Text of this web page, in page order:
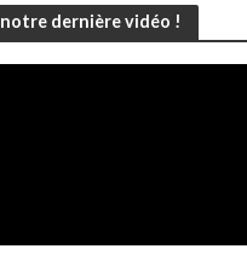
notre dernière vidéo !